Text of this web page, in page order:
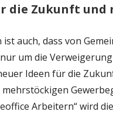
die Zukunft und
auch, dass von
um die
Ideen für die
mehrstöckigen
Arbeitern“ wird